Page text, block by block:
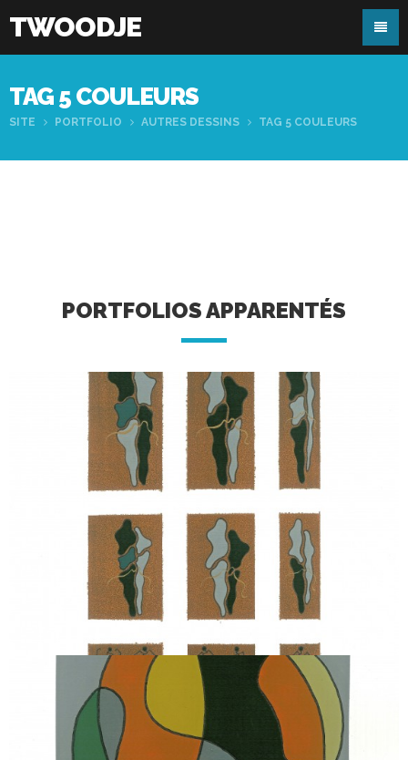
TWOODJE
TAG 5 COULEURS
SITE PORTFOLIO AUTRES DESSINS TAG 5 COULEURS
PORTFOLIOS APPARENTÉS